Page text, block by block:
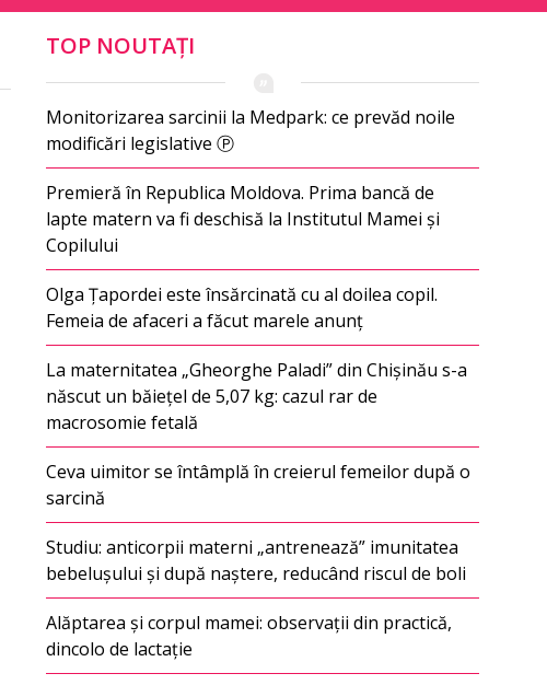
TOP NOUTAȚI
Monitorizarea sarcinii la Medpark: ce prevăd noile
modificări legislative Ⓟ
Premieră în Republica Moldova. Prima bancă de
lapte matern va fi deschisă la Institutul Mamei și
Copilului
Olga Țapordei este însărcinată cu al doilea copil.
Femeia de afaceri a făcut marele anunț
La maternitatea „Gheorghe Paladi” din Chișinău s-a
născut un băiețel de 5,07 kg: cazul rar de
macrosomie fetală
Ceva uimitor se întâmplă în creierul femeilor după o
sarcină
Studiu: anticorpii materni „antrenează” imunitatea
bebelușului și după naștere, reducând riscul de boli
Alăptarea și corpul mamei: observații din practică,
dincolo de lactație